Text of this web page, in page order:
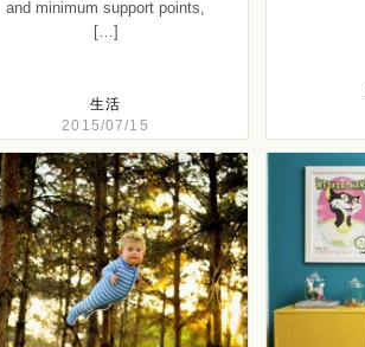
and minimum support points,
[…]
生活
2015/07/15